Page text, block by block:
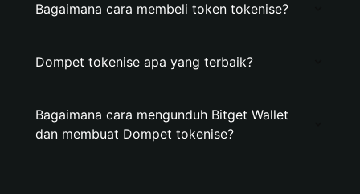
Bagaimana cara membeli token tokenise?
Dompet tokenise apa yang terbaik?
Bagaimana cara mengunduh Bitget Wallet
dan membuat Dompet tokenise?